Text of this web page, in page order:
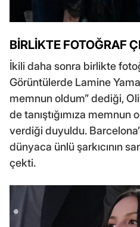
BİRLİKTE FOTOĞRAF
İkili daha sonra birlikte
Görüntülerde Lamine
memnun oldum” dediği,
de tanıştığımıza memnun
verdiği duyuldu.
dünyaca ünlü şarkıcının
çekti.